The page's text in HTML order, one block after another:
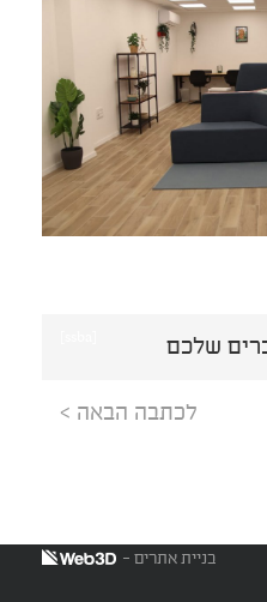
שלכם
לכתבה הבאה >
בניית אתרים -